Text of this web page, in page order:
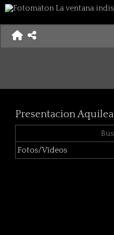
Presentacion Aquilea